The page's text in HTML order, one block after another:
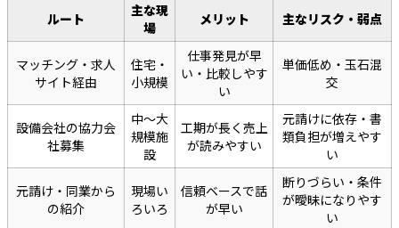
ルート
主な現
場
メリット 主なリスク・弱点
マッチング・求人
サイト経由
住宅・
小規模
仕事発見が早
い・比較しやす
い
単価低め・玉石混
交
設備会社の協力会
社募集
中〜大
規模施
設
工期が長く売上
が読みやすい
元請けに依存・書
類負担が増えやす
い
元請け・同業から
の紹介
現場い
ろいろ
信頼ベースで話
が早い
断りづらい・条件
が曖昧になりやす
い